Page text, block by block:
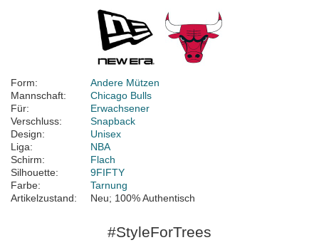
Form:
Andere Mützen
Mannschaft:
Chicago Bulls
Für:
Erwachsener
Verschluss:
Snapback
Design:
Unisex
Liga:
NBA
Schirm:
Flach
Silhouette:
9FIFTY
Farbe:
Tarnung
Artikelzustand:
Neu; 100% Authentisch
#StyleForTrees